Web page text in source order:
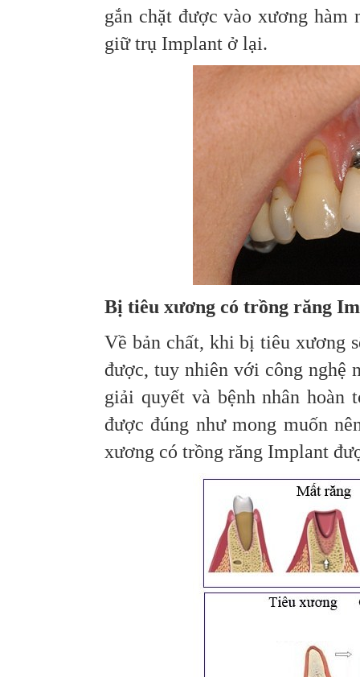
gắn chặt được vào xương hàm
giữ trụ Implant ở lại.
Bị tiêu xương có trồng răng
Về bản chất, khi bị tiêu xương
được, tuy nhiên với công nghệ
giải quyết và bệnh nhân hoàn
được đúng như mong muốn
xương có trồng răng Implant